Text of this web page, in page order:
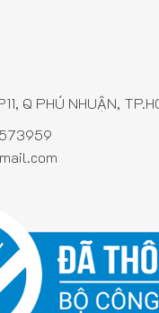
Q PHÚ NHUẬN,